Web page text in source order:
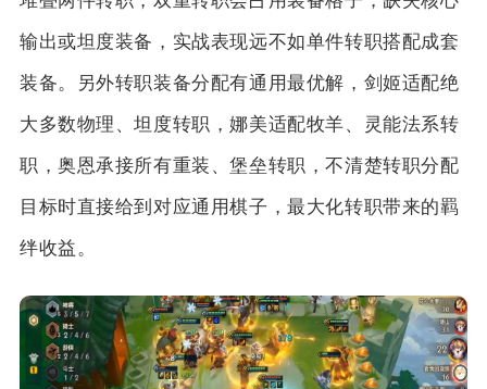
输出或坦度装备，实战表现远不如单件转职搭配成套
装备。另外转职装备分配有通用最优解，剑姬适配绝
大多数物理、坦度转职，娜美适配牧羊、灵能法系转
职，奥恩承接所有重装、堡垒转职，不清楚转职分配
目标时直接给到对应通用棋子，最大化转职带来的羁
绊收益。